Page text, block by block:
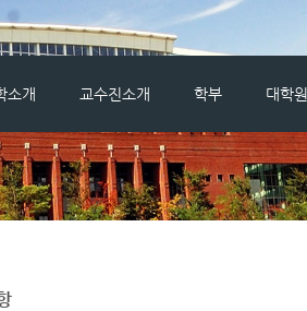
메뉴 건너뛰기
소개 교수진소개 학부 대학원